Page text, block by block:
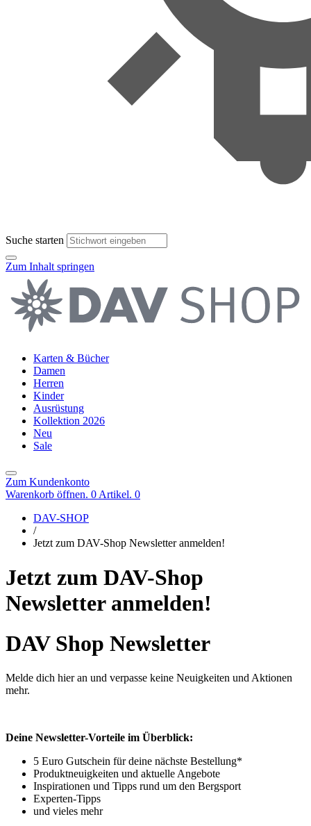
Suche starten
Zum Inhalt springen
Karten & Bücher
Damen
Herren
Kinder
Ausrüstung
Kollektion 2026
Neu
Sale
Zum Kundenkonto
Warenkorb öffnen. 0 Artikel. 0
DAV-SHOP
/
Jetzt zum DAV-Shop Newsletter anmelden!
Jetzt zum DAV-Shop
Newsletter anmelden!
DAV Shop Newsletter
Melde dich hier an und verpasse keine Neuigkeiten und Aktionen
mehr.
Deine Newsletter-Vorteile im Überblick:
5 Euro Gutschein für deine nächste Bestellung*
Produktneuigkeiten und aktuelle Angebote
Inspirationen und Tipps rund um den Bergsport
Experten-Tipps
und vieles mehr